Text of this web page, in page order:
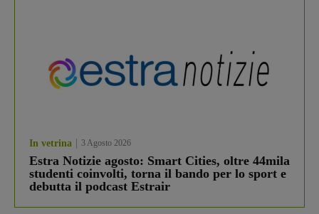
In vetrina 3 Agosto 2026
Estra Notizie agosto: Smart Cities, oltre 44mila
studenti coinvolti, torna il bando per lo sport e
debutta il podcast Estrair